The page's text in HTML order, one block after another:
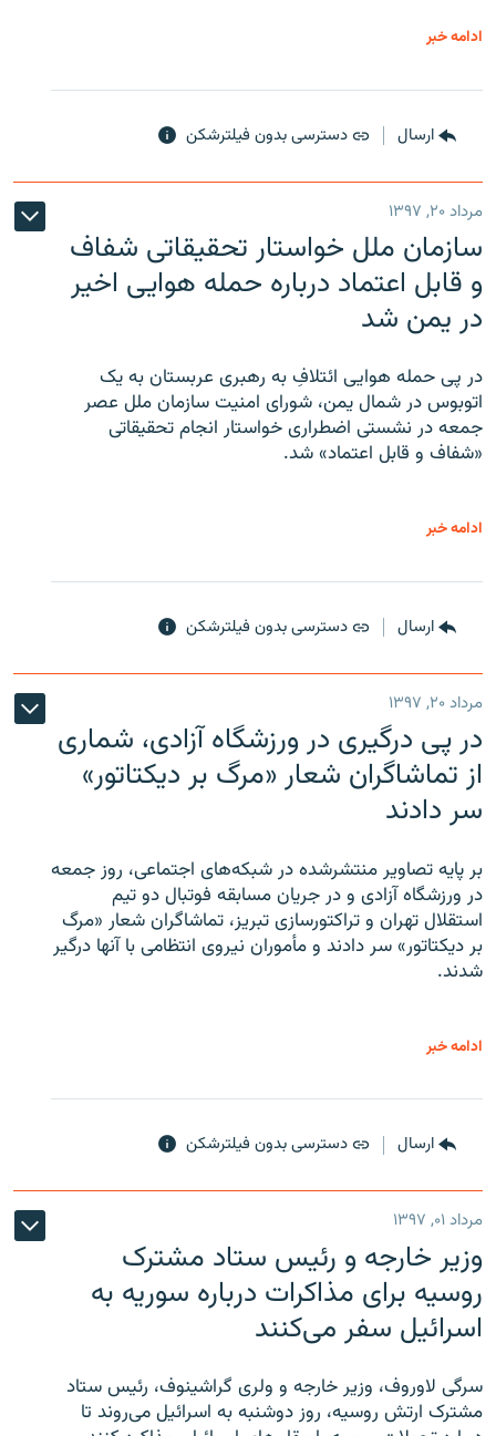
ادامه خبر
ارسال دسترسی بدون فیلترشکن
مرداد ۲۰, ۱۳۹۷
سازمان ملل خواستار تحقیقاتی شفاف
و قابل اعتماد درباره حمله هوایی اخیر
در یمن شد
در پی حمله هوایی ائتلافِ به رهبری عربستان به یک
اتوبوس در شمال یمن، شورای امنیت سازمان ملل عصر
جمعه در نشستی اضطراری خواستار انجام تحقیقاتی
«شفاف و قابل اعتماد» شد.
ادامه خبر
ارسال دسترسی بدون فیلترشکن
مرداد ۲۰, ۱۳۹۷
در پی درگیری در ورزشگاه آزادی، شماری
از تماشاگران شعار «مرگ بر دیکتاتور»
سر دادند
بر پایه تصاویر منتشرشده در شبکه‌های اجتماعی، روز جمعه
در ورزشگاه آزادی و در جریان مسابقه فوتبال دو تیم
استقلال تهران و تراکتورسازی تبریز، تماشاگران شعار «مرگ
بر دیکتاتور» سر دادند و مأموران نیروی انتظامی با آنها درگیر
شدند.
ادامه خبر
ارسال دسترسی بدون فیلترشکن
مرداد ۰۱, ۱۳۹۷
وزیر خارجه و رئیس‌ ستاد مشترک
روسیه برای مذاکرات درباره سوریه به
اسرائیل سفر می‌کنند
سرگی لاوروف، وزیر خارجه و ولری گراشینوف، رئیس ستاد
مشترک ارتش روسیه، روز دوشنبه به اسرائیل می‌روند تا